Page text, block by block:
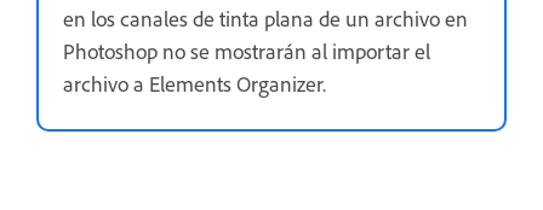
en los canales de tinta plana de un archivo en
Photoshop no se mostrarán al importar el
archivo a Elements Organizer.